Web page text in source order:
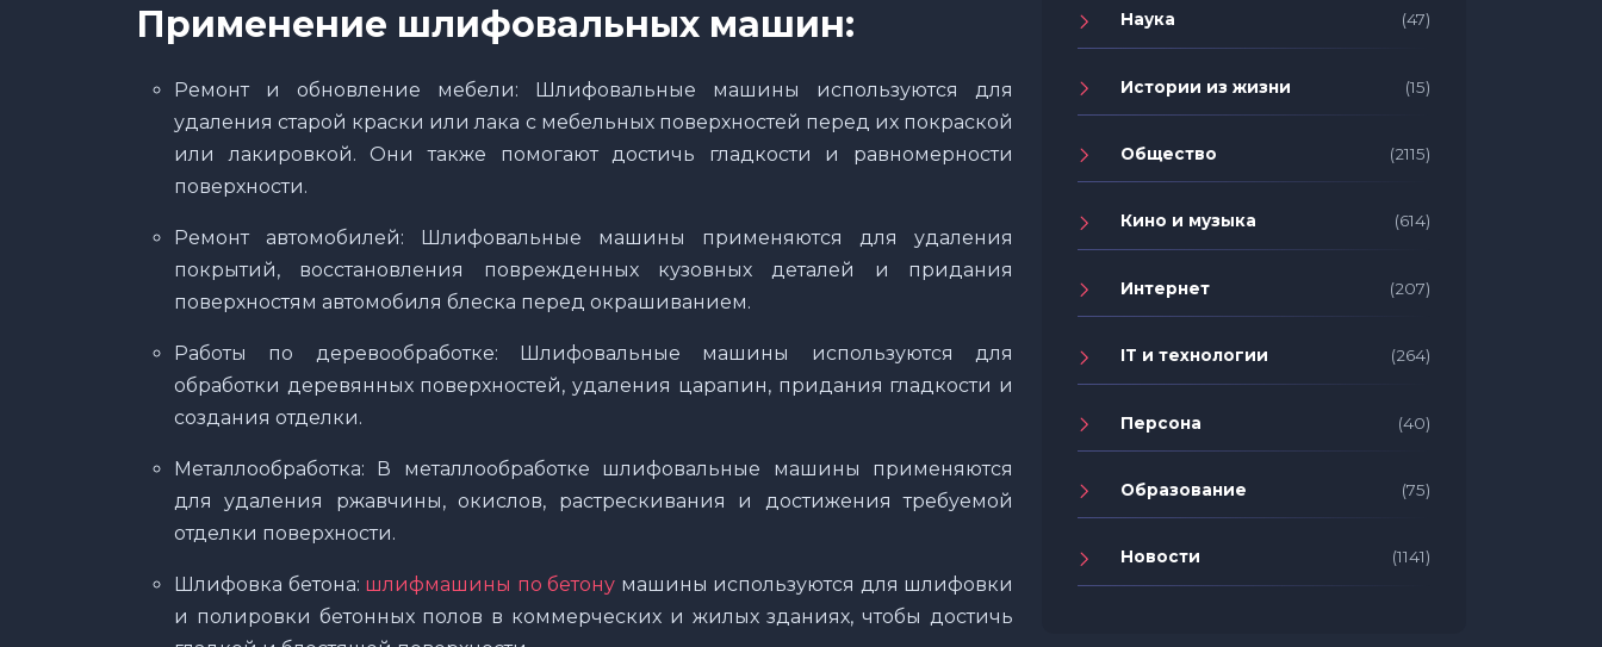
Применение шлифовальных машин:
Ремонт и обновление мебели: Шлифовальные машины используются для
удаления старой краски или лака с мебельных поверхностей перед их покраской
или лакировкой. Они также помогают достичь гладкости и равномерности
поверхности.
Ремонт автомобилей: Шлифовальные машины применяются для удаления
покрытий, восстановления поврежденных кузовных деталей и придания
поверхностям автомобиля блеска перед окрашиванием.
Работы по деревообработке: Шлифовальные машины используются для
обработки деревянных поверхностей, удаления царапин, придания гладкости и
создания отделки.
Металлообработка: В металлообработке шлифовальные машины применяются
для удаления ржавчины, окислов, растрескивания и достижения требуемой
отделки поверхности.
Шлифовка бетона: шлифмашины по бетону машины используются для шлифовки
и полировки бетонных полов в коммерческих и жилых зданиях, чтобы достичь
Наука (47)
Истории из жизни (15)
Общество (2115)
Кино и музыка (614)
Интернет (207)
IT и технологии (264)
Персона (40)
Образование (75)
Новости (1141)